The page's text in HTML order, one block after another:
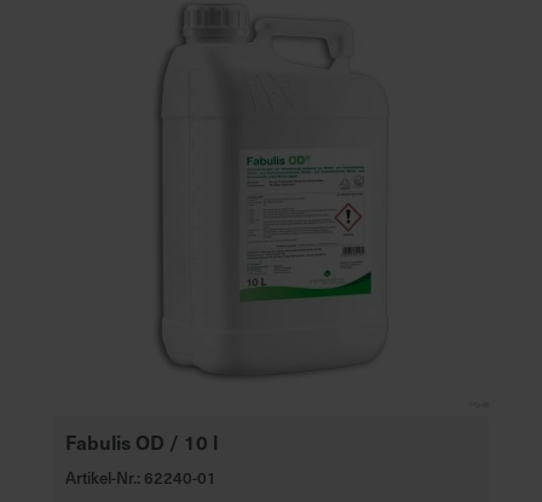
Fabulis OD / 10 l
Artikel-Nr.: 62240-01